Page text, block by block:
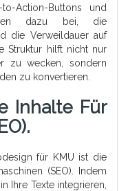
Action-Buttons und
dazu bei, die
die Verweildauer auf
Struktur hilft nicht nur
zu wecken, sondern
zu konvertieren.
Inhalte Für
für KMU ist die
(SEO). Indem
Ihre Texte integrieren,